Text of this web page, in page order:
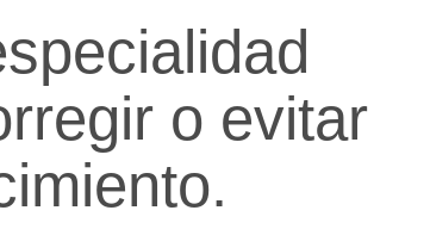
o evitar